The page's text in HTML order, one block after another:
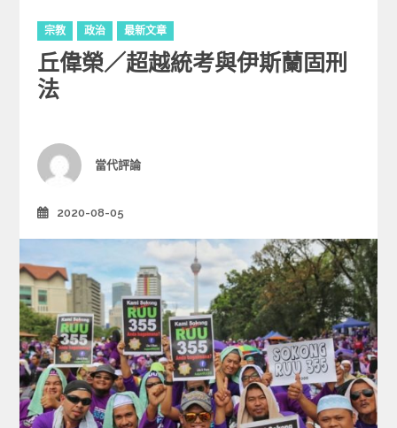
C
a
e
g
i
e
宗教 政治 最新文章
丘偉榮／超越統考與伊斯蘭固刑
法
Author
當代評論
2020-08-05